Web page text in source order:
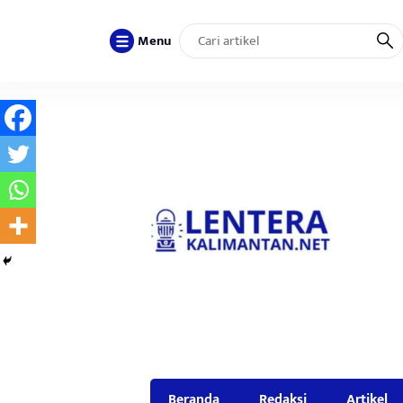
Menu